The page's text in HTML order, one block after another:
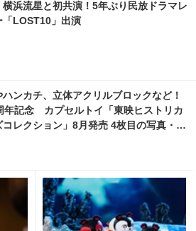
横浜流星と初共演！5年ぶり民放ドラマレ
「LOST10」出演
ンカチ、立体アクリルブロックなど！
年記念 カプセルトイ「東映ヒストリカ
コレクション」8月発売 4枚目の写真・画